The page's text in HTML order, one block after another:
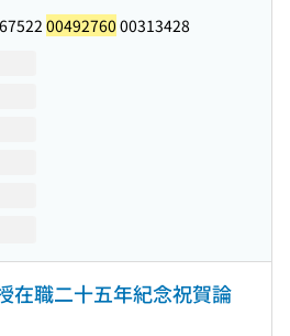
00492760 00313428
在職二十五年紀念祝賀論